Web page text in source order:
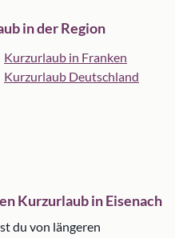
in der Region
Kurzurlaub in Franken
Kurzurlaub Deutschland
Kurzurlaub in Eisenach
du von längeren